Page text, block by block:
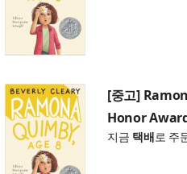
[중고]
Honor
지금 택배로 주